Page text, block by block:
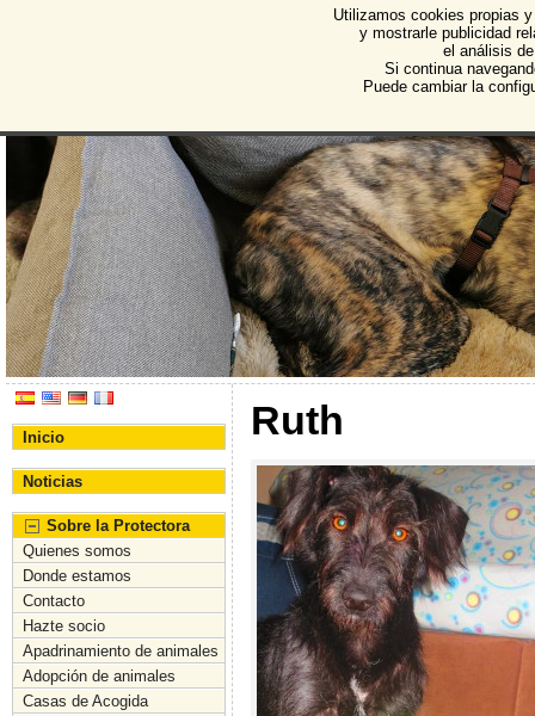
Protectora de Animales
Asociación Protectora de Animales y Plantas de
Inicio
Noticias
Sobre la Protectora
Quienes somos
Donde estamos
Contacto
Hazte socio
Apadrinamiento de animales
Adopción de animales
Casas de Acogida
Ruth
Utilizamos cookies propias
y mostrarle publicidad
el análisis
Si continua
Puede cambiar la